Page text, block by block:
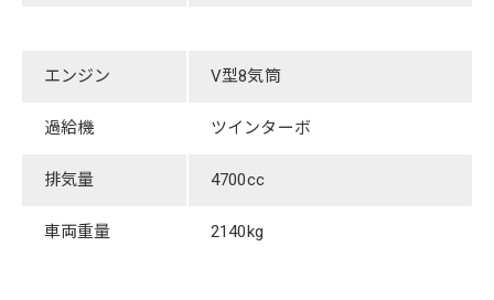
エンジン V型8気筒
過給機 ​ツインターボ
排気量 4700cc
車両重量 2140kg